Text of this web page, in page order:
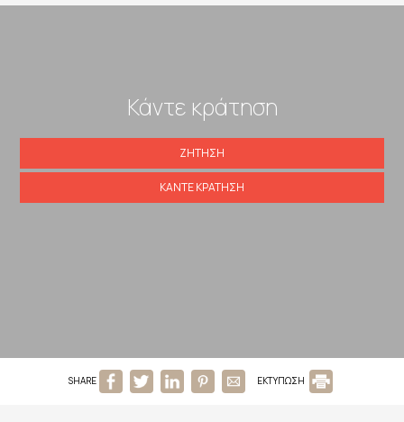
Κάντε κράτηση
ΖΉΤΗΣΗ
ΚΆΝΤΕ ΚΡΆΤΗΣΗ
SHARE ΕΚΤΥΠΩΣΗ